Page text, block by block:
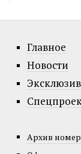
Главное
Новости
Эксклюзив
Архив